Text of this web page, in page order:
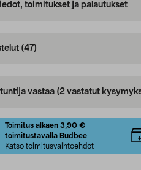
toimitukset ja palautukset
(47)
vastaa (2 vastatut
Toimitus alkaen 3,90 €
toimitustavalla Budbee
Katso toimitusvaihtoehdot